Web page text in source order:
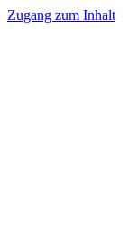
Zugang zum Inhalt